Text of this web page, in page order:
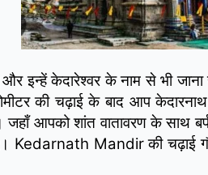
इन्हें केदारेश्वर के नाम से भी
की चढ़ाई के बाद आप
जहाँ आपको शांत वातावरण के साथ
Kedarnath Mandir की चढ़ाई